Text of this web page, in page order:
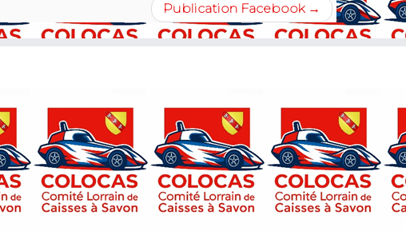
Publication Facebook →